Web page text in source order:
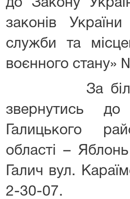
до Закону
законів
служби та
воєнного стану»
За більш
звернутись до
Галицького
області –
Галич вул.
2-30-07.